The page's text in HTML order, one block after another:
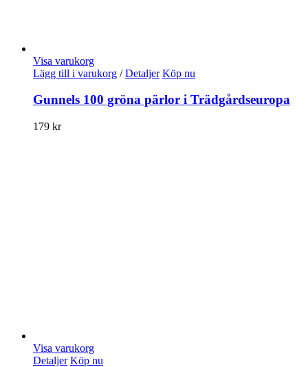
Visa varukorg
Lägg till i varukorg / Detaljer Köp nu
Gunnels 100 gröna pärlor i Trädgårdseuropa
179 kr
Visa varukorg
Detaljer Köp nu